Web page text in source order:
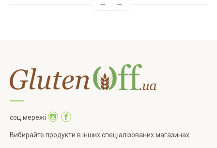
соц мережі
Вибирайте продукти в інших спеціалізованих магазинах: